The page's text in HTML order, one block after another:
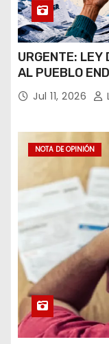
URGENTE: LEY
AL PUEBLO
Jul 11, 2026
NOTA DE OPINIÓN